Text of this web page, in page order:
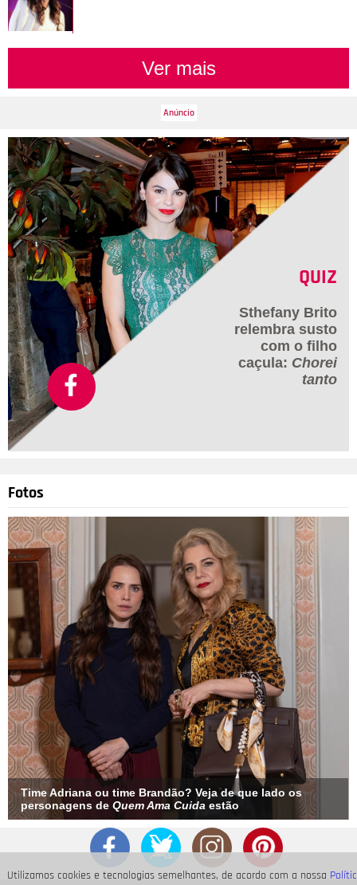
Utilizamos cookies e tecnologias semelhantes, de acordo com a nossa
Ver mais
QUIZ
Sthefany Brito
relembra susto
com o filho
caçula: Chorei
tanto
Fotos
Time Adriana ou time Brandão? Veja de que lado os
personagens de Quem Ama Cuida estão